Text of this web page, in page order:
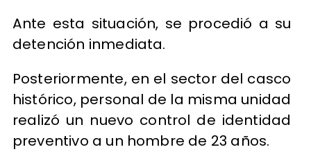
Ante esta situación, se procedió a su
detención inmediata.
Posteriormente, en el sector del casco
histórico, personal de la misma unidad
realizó un nuevo control de identidad
preventivo a un hombre de 23 años.